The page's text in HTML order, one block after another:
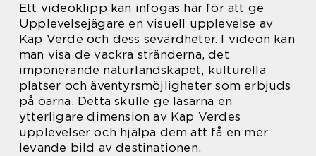
Ett videoklipp kan infogas här för att ge
Upplevelsejägare en visuell upplevelse av
Kap Verde och dess sevärdheter. I videon kan
man visa de vackra stränderna, det
imponerande naturlandskapet, kulturella
platser och äventyrsmöjligheter som erbjuds
på öarna. Detta skulle ge läsarna en
ytterligare dimension av Kap Verdes
upplevelser och hjälpa dem att få en mer
levande bild av destinationen.